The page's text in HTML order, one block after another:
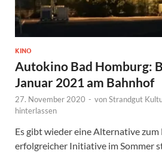
KINO
Autokino Bad Homburg:
Januar 2021 am Bahnhof
27. November 2020 - vonStrandgut
hinterlassen
Es gibt wieder eine Alternative zum
erfolgreicher Initiative im Sommer